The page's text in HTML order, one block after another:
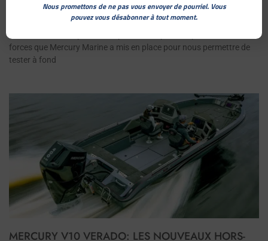
décembre 5, 2022
Supertest comparatif des nouveaux Mercury V10 Verado 400 et
forces que Mercury Marine a mis en place pour nous permettre de
tester à fond
MERCURY V10 VERADO: LES NOUVEAUX HORS-
Nous promettons de ne pas vous envoyer de pourriel. Vous
pouvez vous désabonner à tout moment.